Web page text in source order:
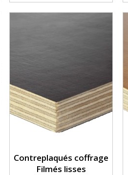
Contreplaqués coffrage
Filmés lisses